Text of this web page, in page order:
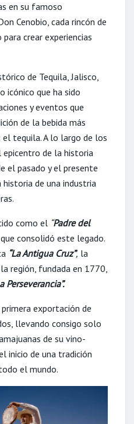
en su famoso
Cenobio, cada rincón de
crear experiencias
de Tequila, Jalisco,
icónico que ha sido
y eventos que
de la bebida más
tequila. A lo largo de los
epicentro de la historia
el pasado y el presente
de una industria
como el “Padre del
consolidó este legado.
“La Antigua Cruz”, la
región, fundada en 1770,
Perseverancia”.
exportación de
llevando consigo solo
de su vino-
inicio de una tradición
el mundo.